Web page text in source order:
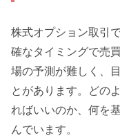
株式オプション取引
確なタイミングで売
場の予測が難しく、
とがあります。どの
ればいいのか、何を
んでいます。